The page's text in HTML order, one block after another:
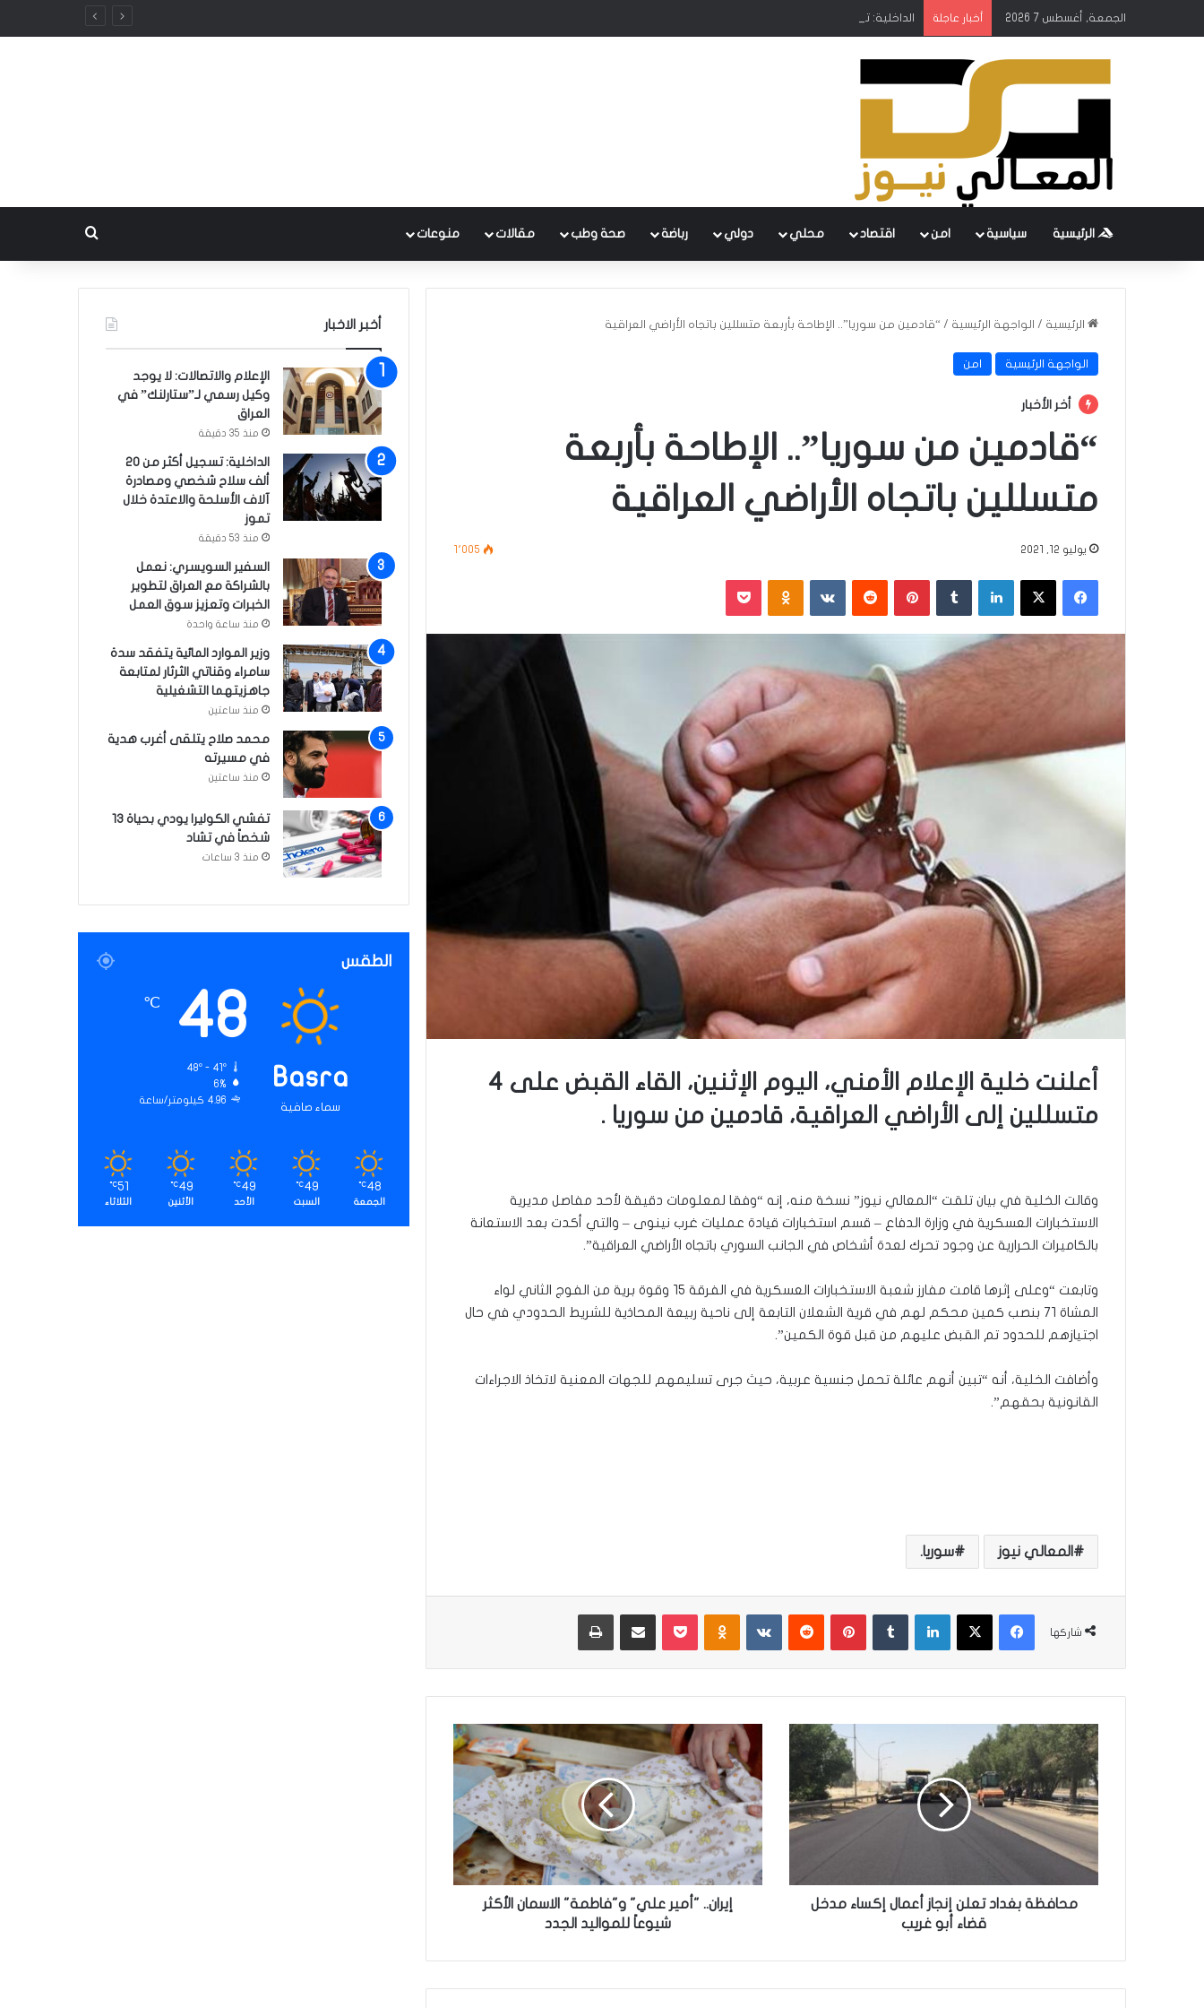
الجمعة, أغسطس 7 2026 أخبار عاجلة الداخلية: تسجيل أكثر من 20 ألف سلاح شخصي ومصادرة آلاف الأسلحة والاعتدة خلال تموز
الرئيسية سياسية امن اقتصاد محلي دولي رباضة صحة وطب مقالات منوعات
الرئيسية / الواجهة الرئيسية / “قادمين من سوريا”.. الإطاحة بأربعة متسللين باتجاه الأراضي العراقية
الواجهة الرئيسية امن
أخر الأخبار
“قادمين من سوريا”.. الإطاحة بأربعة
متسللين باتجاه الأراضي العراقية
يوليو 12, 2021 1٬005
فيسبوك ‫X لينكدإن بينتيريست ‏VKontakte
أعلنت خلية الإعلام الأمني، اليوم الإثنين، القاء القبض على 4
متسللين إلى الأراضي العراقية، قادمين من سوريا .
وقالت الخلية في بيان تلقت “المعالي نيوز” نسخة منه، إنه “وفقا لمعلومات دقيقة لأحد مفاصل مديرية
الاستخبارات العسكرية في وزارة الدفاع – قسم استخبارات قيادة عمليات غرب نينوى – والتي أكدت بعد الاستعانة
بالكاميرات الحرارية عن وجود تحرك لعدة أشخاص في الجانب السوري باتجاه الأراضي العراقية”.
وتابعت “وعلى إثرها قامت مفارز شعبة الاستخبارات العسكرية في الفرقة ١٥ وقوة برية من الفوج الثاني لواء
المشاة ٧١ بنصب كمين محكم لهم في قرية الشعلان التابعة إلى ناحية ربيعة المحاذية للشريط الحدودي في حال
اجتيازهم للحدود تم القبض عليهم من قبل قوة الكمين”.
وأضافت الخلية، أنه “تبين أنهم عائلة تحمل جنسية عربية، حيث جرى تسليمهم للجهات المعنية لاتخاذ الاجراءات
القانونية بحقهم”.
المعالي نيوز سوريا.
شاركها
فيسبوك ‫X لينكدإن بينتيريست ‏VKontakte
م
ح
ا
ف
ظ
ة
ب
غ
د
ع
محافظة بغداد تعلن إنجاز أعمال إكساء مدخل
قضاء أبو غريب
ا
ن
.
.
"
أ
ع
إيران.. "أمير علي" و"فاطمة" الاسمان الأكثر
شيوعاً للمواليد الجدد
أخبر الاخبار
الإعلام والاتصالات: لا يوجد
وكيل رسمي لـ”ستارلنك” في
العراق
منذ 35 دقيقة
الداخلية: تسجيل أكثر من 20
ألف سلاح شخصي ومصادرة
آلاف الأسلحة والاعتدة خلال
تموز
منذ 53 دقيقة
السفير السويسري: نعمل
بالشراكة مع العراق لتطوير
الخبرات وتعزيز سوق العمل
منذ ساعة واحدة
وزير الموارد المائية يتفقد سدة
سامراء وقناتي الثرثار لمتابعة
جاهزيتهما التشغيلية
منذ ساعتين
محمد صلاح يتلقى أغرب هدية
في مسيرته
منذ ساعتين
تفشي الكوليرا يودي بحياة 13
شخصاً في تشاد
منذ 3 ساعات
الطقس
Basra
سماء صافية
48
℃
48º - 41º
6%
4.96 كيلومتر/ساعة
48
℃
الجمعة
49
℃
السبت
49
℃
الأحد
49
℃
الأثنين
51
℃
الثلاثاء